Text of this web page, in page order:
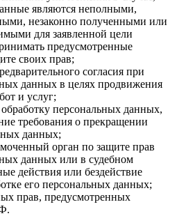
являются неполными,
незаконно полученными или
для заявленной цели
предусмотренные
своих прав;
согласия при
данных в целях продвижения
и услуг;
обработку персональных данных,
требования о прекращении
данных;
орган по защите прав
данных или в судебном
действия или бездействие
его персональных данных;
прав, предусмотренных